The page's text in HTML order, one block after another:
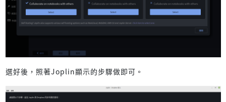
選好後，照著Joplin顯示的步驟做即可。